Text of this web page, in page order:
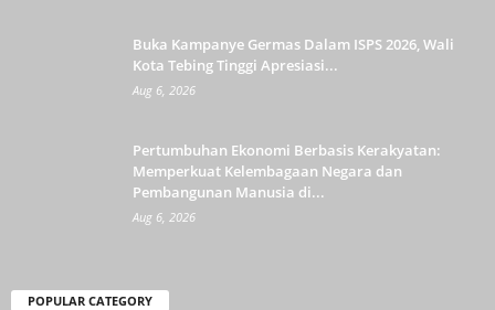
Buka Kampanye Germas Dalam ISPS 2026, Wali
Kota Tebing Tinggi Apresiasi...
Aug 6, 2026
Pertumbuhan Ekonomi Berbasis Kerakyatan:
Memperkuat Kelembagaan Negara dan
Pembangunan Manusia di...
Aug 6, 2026
POPULAR CATEGORY